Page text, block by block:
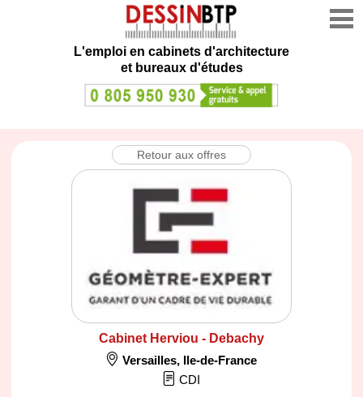
L'emploi en cabinets d'architecture
et bureaux d'études
Retour aux offres
Cabinet Herviou - Debachy
Versailles, Ile-de-France
CDI